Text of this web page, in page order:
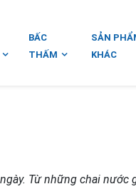
BẤC
THẤM
SẢN
KHÁC
Từ những chai nước